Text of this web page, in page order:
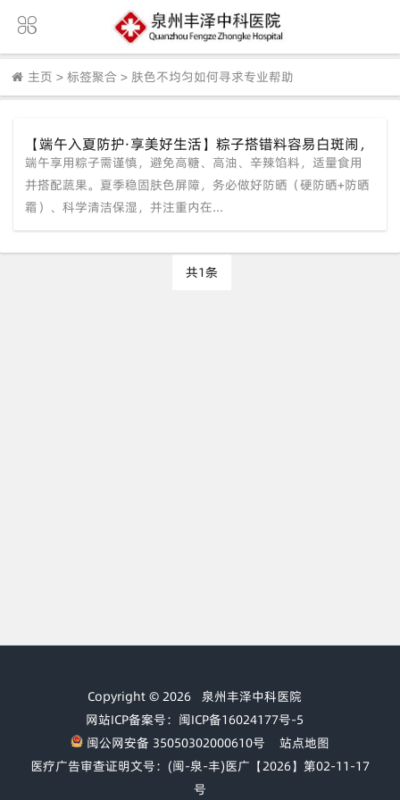
主页 > 标签聚合 > 肤色不均匀如何寻求专业帮助
【端午入夏防护·享美好生活】粽子搭错料容易白斑闹，
巧避隐升高发季稳固肤色屏障。
端午享用粽子需谨慎，避免高糖、高油、辛辣馅料，适量食用
并搭配蔬果。夏季稳固肤色屏障，务必做好防晒（硬防晒+防晒
霜）、科学清洁保湿，并注重内在...
共1条
Copyright © 2026 泉州丰泽中科医院
网站ICP备案号：闽ICP备16024177号-5
闽公网安备 35050302000610号
站点地图
医疗广告审查证明文号：(闽-泉-丰)医广【2026】第02-11-17
号